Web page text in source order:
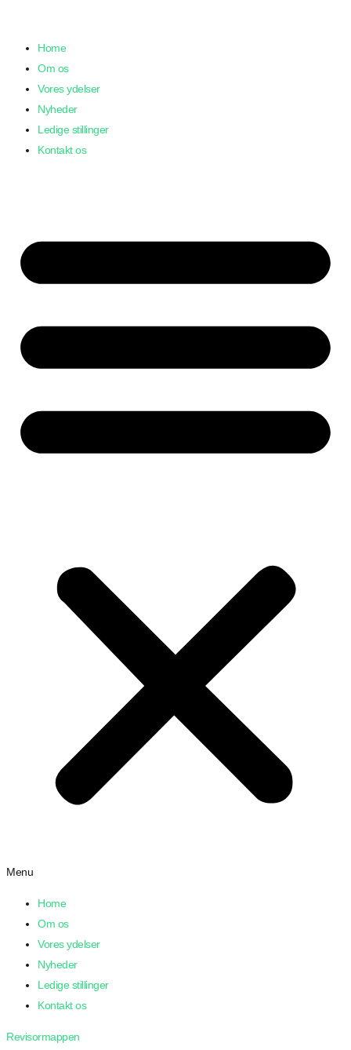
Home
Om os
Vores ydelser
Nyheder
Ledige stillinger
Kontakt os
Menu
Home
Om os
Vores ydelser
Nyheder
Ledige stillinger
Kontakt os
Revisormappen